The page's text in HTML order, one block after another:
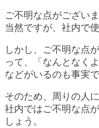
ご不明な点がござい
当然ですが、社内で
しかし、ご不明な点
って、「なんとなく
などがいるのも事実で
そのため、周りの人
社内ではご不明な点
しょう。